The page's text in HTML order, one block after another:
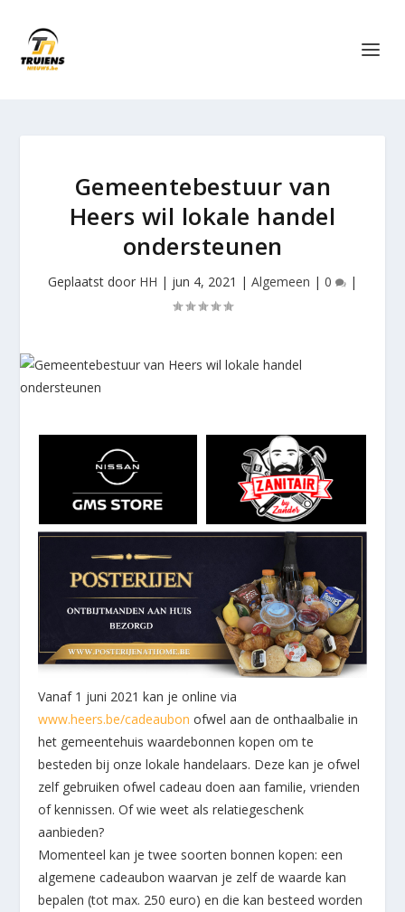
Gemeentebestuur van
Heers wil lokale handel
ondersteunen
Geplaatst door HH | jun 4, 2021 | Algemeen | 0 |
Vanaf 1 juni 2021 kan je online via
www.heers.be/cadeaubon ofwel aan de onthaalbalie in
het gemeentehuis waardebonnen kopen om te
besteden bij onze lokale handelaars. Deze kan je ofwel
zelf gebruiken ofwel cadeau doen aan familie, vrienden
of kennissen. Of wie weet als relatiegeschenk
aanbieden?
Momenteel kan je twee soorten bonnen kopen: een
algemene cadeaubon waarvan je zelf de waarde kan
bepalen (tot max. 250 euro) en die kan besteed worden